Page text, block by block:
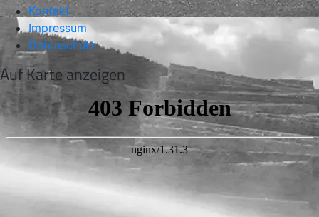
Kontakt
Impressum
Datenschutz
Auf Karte anzeigen